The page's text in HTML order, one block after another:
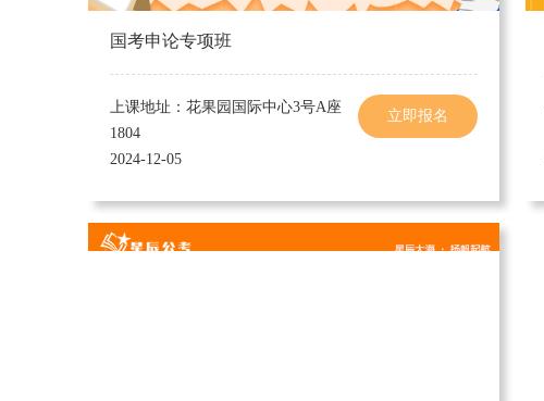
国考申论专项班
上课地址：花果园国际中心3号A座
1804
2024-12-05
立即报名